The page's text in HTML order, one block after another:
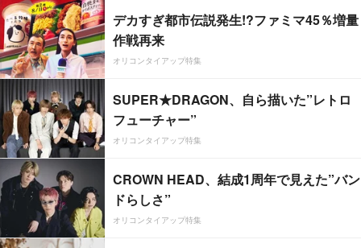
デカすぎ都市伝説発生!?ファミマ45％増量
作戦再来
オリコンタイアップ特集
SUPER★DRAGON、自ら描いた”レトロ
フューチャー”
オリコンタイアップ特集
CROWN HEAD、結成1周年で見えた”バン
ドらしさ”
オリコンタイアップ特集